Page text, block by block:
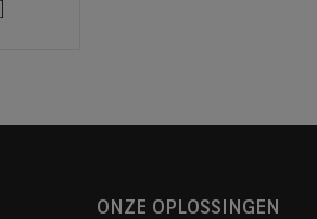
ONZE OPLOSSINGEN